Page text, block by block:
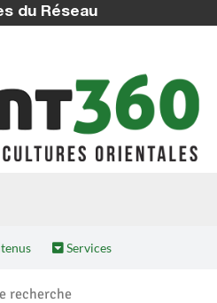
du Réseau
Services